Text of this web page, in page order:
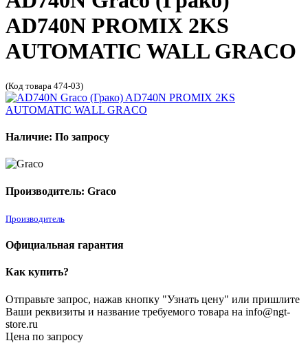
AD740N PROMIX 2KS
AUTOMATIC WALL GRACO
(Код товара 474-03)
Наличие: По запросу
Производитель: Graco
Производитель
Официальная гарантия
Как купить?
Отправьте запрос, нажав кнопку "Узнать цену" или пришлите
Ваши реквизиты и название требуемого товара на info@ngt-
store.ru
Цена по запросу